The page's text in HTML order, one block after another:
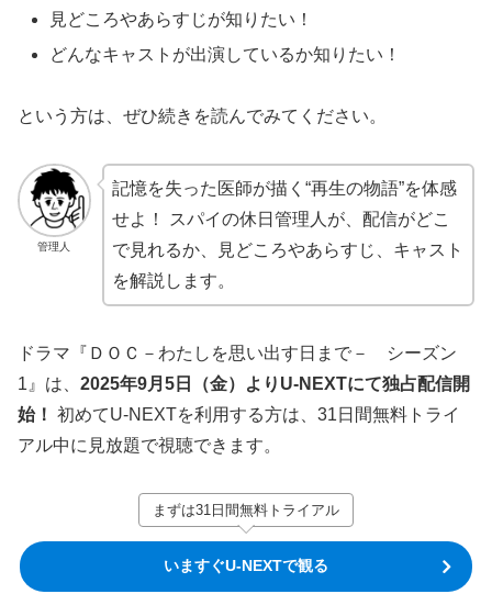
見どころやあらすじが知りたい！
どんなキャストが出演しているか知りたい！
という方は、ぜひ続きを読んでみてください。
管理人
記憶を失った医師が描く“再生の物語”を体感
せよ！ スパイの休日管理人が、配信がどこ
で見れるか、見どころやあらすじ、キャスト
を解説します。
ドラマ『ＤＯＣ－わたしを思い出す日まで－ シーズン
1』は、 2025年9月5日（金）よりU-NEXTにて独占配信開
始！ 初めてU-NEXTを利用する方は、31日間無料トライ
アル中に見放題で視聴できます。
まずは31日間無料トライアル
いますぐU-NEXTで観る